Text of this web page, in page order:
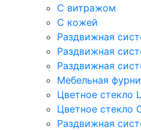
С витражом
С кожей
Раздвижная
Раздвижная
Раздвижная
Мебельная
Цветное стекло
Цветное стекло
Раздвижная